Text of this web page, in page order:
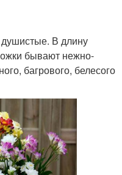
душистые. В длину
бывают нежно-
багрового, белесого